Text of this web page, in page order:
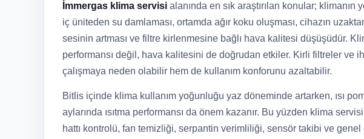
İmmergas klima servisi alanında en sık araştırılan konular; klimanın
iç üniteden su damlaması, ortamda ağır koku oluşması, cihazın
sesinin artması ve filtre kirlenmesine bağlı hava kalitesi düşüşüdür.
performansı değil, hava kalitesini de doğrudan etkiler. Kirli filtreler ve
çalışmaya neden olabilir hem de kullanım konforunu azaltabilir.
Bitlis içinde klima kullanım yoğunluğu yaz döneminde artarken, ısı
aylarında ısıtma performansı da önem kazanır. Bu yüzden klima
hattı kontrolü, fan temizliği, serpantin verimliliği, sensör takibi ve